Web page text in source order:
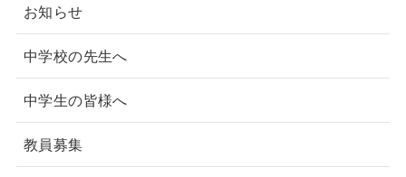
お知らせ
中学校の先生へ
中学生の皆様へ
教員募集